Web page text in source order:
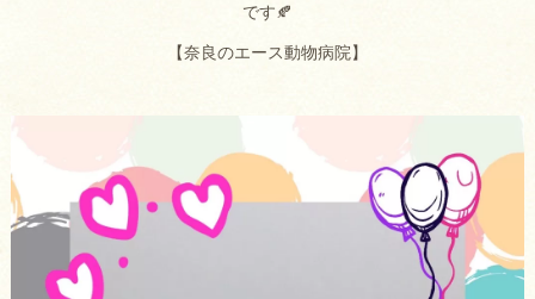
です🍂
【奈良のエース動物病院】